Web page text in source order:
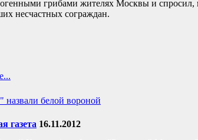
грибами жителях Москвы и спросил,
несчастных сограждан.
назвали белой вороной
газета 16.11.2012